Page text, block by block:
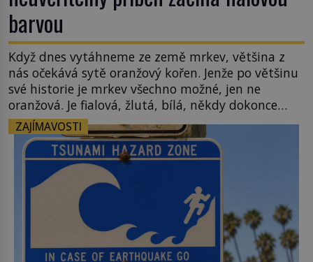
barvou
Když dnes vytáhneme ze země mrkev, většina z
nás očekává sytě oranžový kořen. Jenže po většinu
své historie je mrkev všechno možné, jen ne
oranžová. Je fialová, žlutá, bílá, někdy dokonce
téměř černá. Až díky stovkám let pečlivého
šlechtění se z ní stává zelenina, bez které si českou
zahradu ani nedokážeme představit. Její příběh je
ZAJÍMAVOSTI